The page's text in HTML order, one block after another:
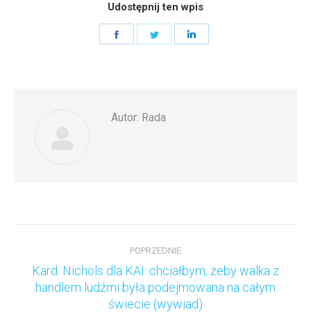
Udostępnij ten wpis
Autor: Rada
POPRZEDNIE
Poprzedni
wpis:
Kard. Nichols dla KAI: chciałbym, żeby walka z
handlem ludźmi była podejmowana na całym
świecie (wywiad)